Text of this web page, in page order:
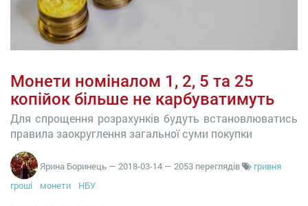
Монети номіналом 1, 2, 5 та 25
копійок більше не карбуватимуть
Для спрощення розрахунків будуть встановлюватись
правила заокруглення загальної суми покупки
Ярина Боринець — 2018-03-14 — 2053 переглядів
гривня
гроші
монети НБУ